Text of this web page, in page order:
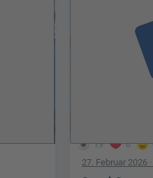
19 0
27. Februar 2026